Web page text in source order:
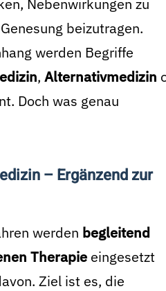
Nebenwirkungen zu
beizutragen.
werden Begriffe
, Alternativmedizin
Doch was genau
– Ergänzend zur
werden begleitend
Therapie eingesetzt
Ziel ist es, die